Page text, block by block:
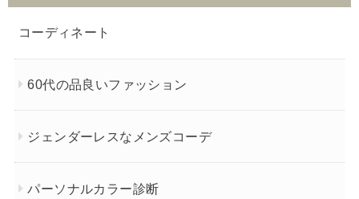
コーディネート
60代の品良いファッション
ジェンダーレスなメンズコーデ
パーソナルカラー診断